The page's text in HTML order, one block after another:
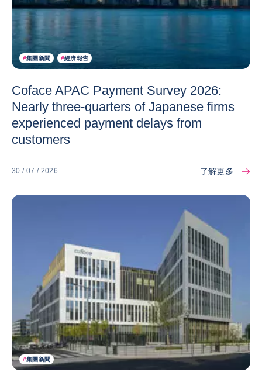
#集團新聞 #經濟報告
Coface APAC Payment Survey 2026:
Nearly three-quarters of Japanese firms
experienced payment delays from
customers
30 / 07 / 2026 了解更多
#集團新聞